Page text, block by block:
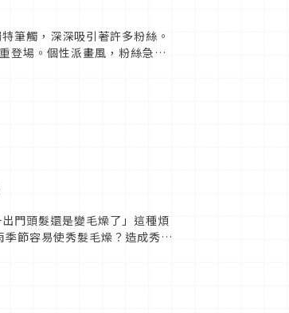
筆觸，深深吸引著許多粉絲。
登場。個性派畫風，粉絲急增
門頭髮還是變毛燥了」這種煩
節容易使秀髮毛燥？造成秀髮